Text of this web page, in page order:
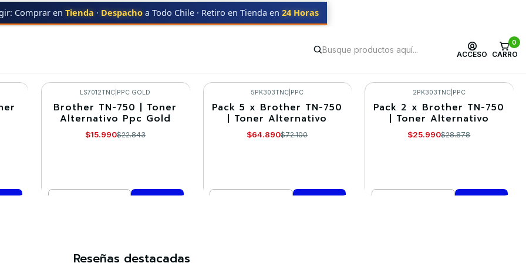
ACCESO
0
CARRO
Comprar en Tienda · Despacho a Todo Chile · Retiro en Tienda en 24 Horas
MFC-8515
MFC-8515
-30%
LS7012TNC PPC GOLD
Brother TN-750 | Toner
Alternativo Ppc Gold
$15.990$22.843
-10%
5PK303TNC PPC
Pack 5 x Brother TN-750
| Toner Alternativo
$64.890$72.100
-10%
2PK303TNC| PPC
Pack 2 x Brother TN-750
| Toner Alternativo
$25.990$28.878
Reseñas destacadas